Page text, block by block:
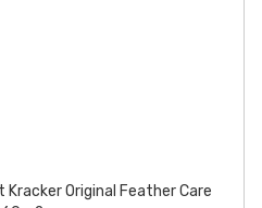
Original Feather Care